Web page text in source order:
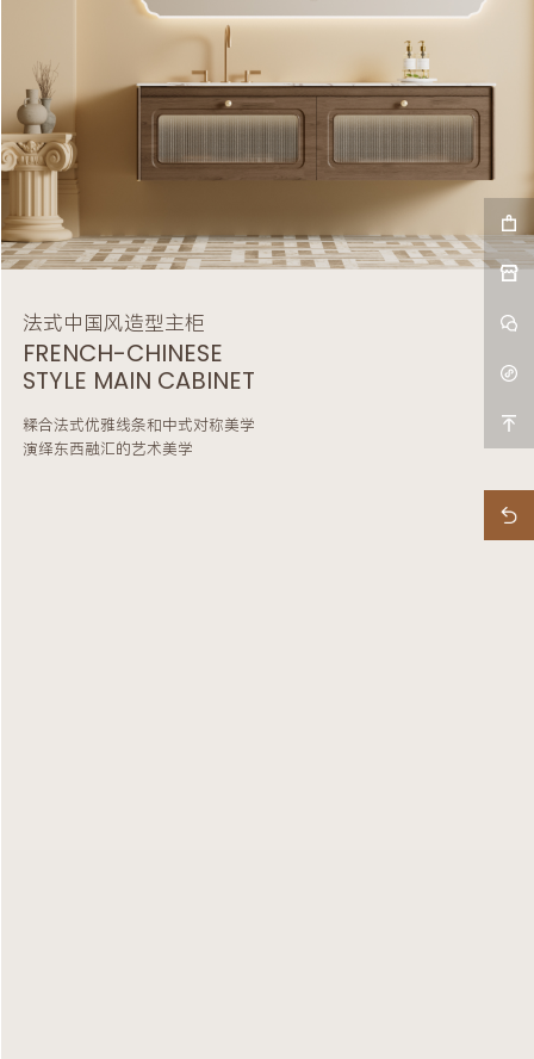
法式中国风造型主柜
FRENCH-CHINESE
STYLE MAIN CABINET
糅合法式优雅线条和中式对称美学
演绎东西融汇的艺术美学